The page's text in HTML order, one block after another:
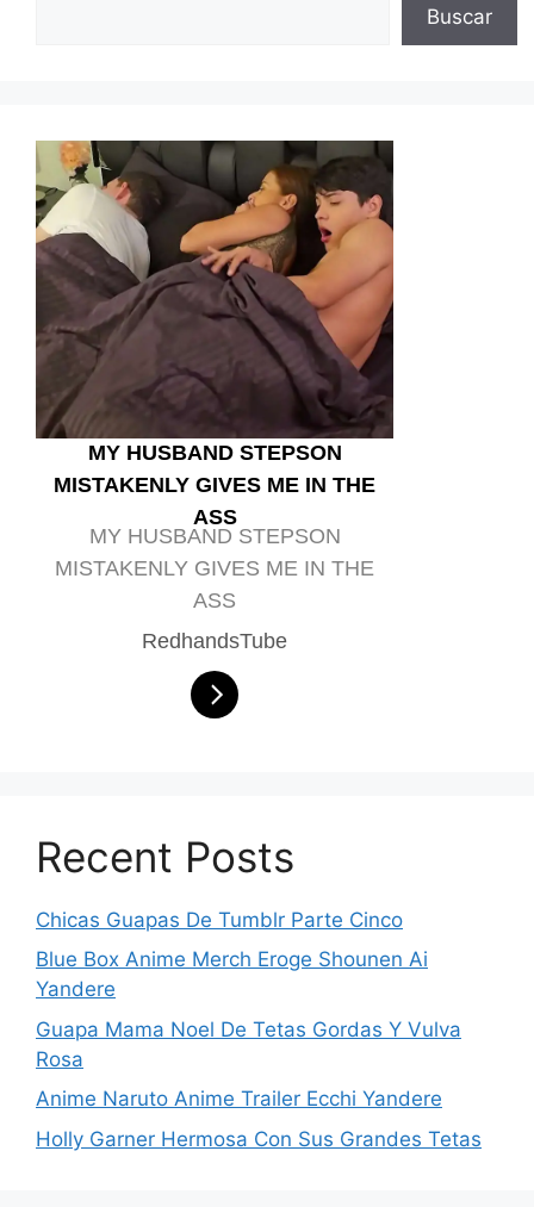
Buscar
MY HUSBAND STEPSON
MISTAKENLY GIVES ME IN THE
ASS
MY HUSBAND STEPSON
MISTAKENLY GIVES ME IN THE
ASS
RedhandsTube
Recent Posts
Chicas Guapas De Tumblr Parte Cinco
Blue Box Anime Merch Eroge Shounen Ai
Yandere
Guapa Mama Noel De Tetas Gordas Y Vulva
Rosa
Anime Naruto Anime Trailer Ecchi Yandere
Holly Garner Hermosa Con Sus Grandes Tetas